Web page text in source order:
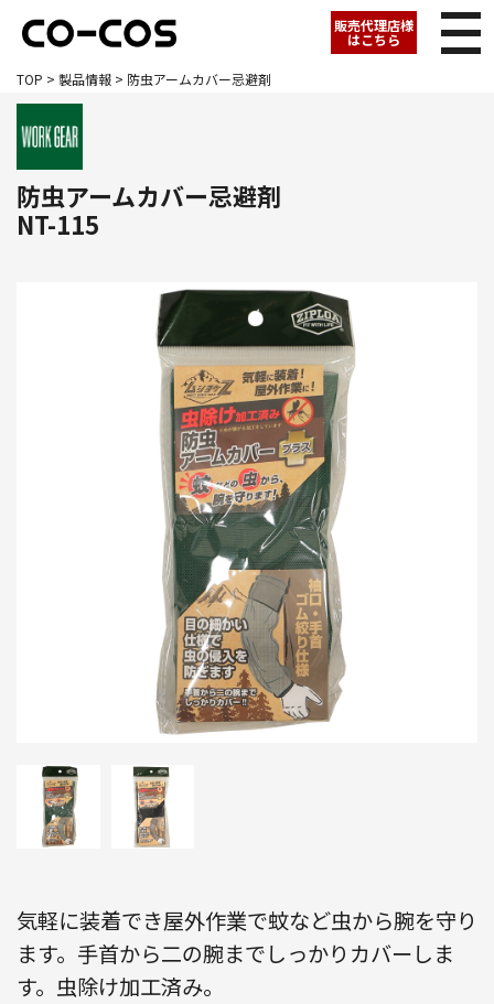
販売代理店様
はこちら
TOP > 製品情報 > 防虫アームカバー忌避剤
防虫アームカバー忌避剤
NT-115
気軽に装着でき屋外作業で蚊など虫から腕を守り
ます。手首から二の腕までしっかりカバーしま
す。虫除け加工済み。